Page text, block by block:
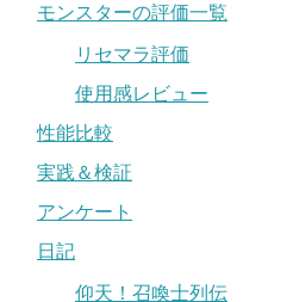
モンスターの評価一覧
リセマラ評価
使用感レビュー
性能比較
実践＆検証
アンケート
日記
仰天！召喚士列伝